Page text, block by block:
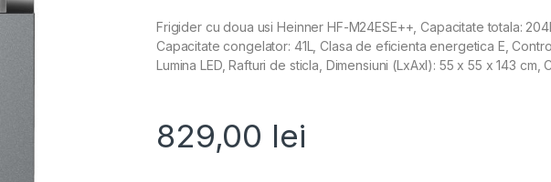
Frigider cu doua usi Heinner HF-M24ESE++, Capacitate totala:
Capacitate congelator: 41L, Clasa de eficienta energetica E,
Lumina LED, Rafturi de sticla, Dimensiuni (LxAxI): 55 x 55 x 143 cm,
829,00 lei